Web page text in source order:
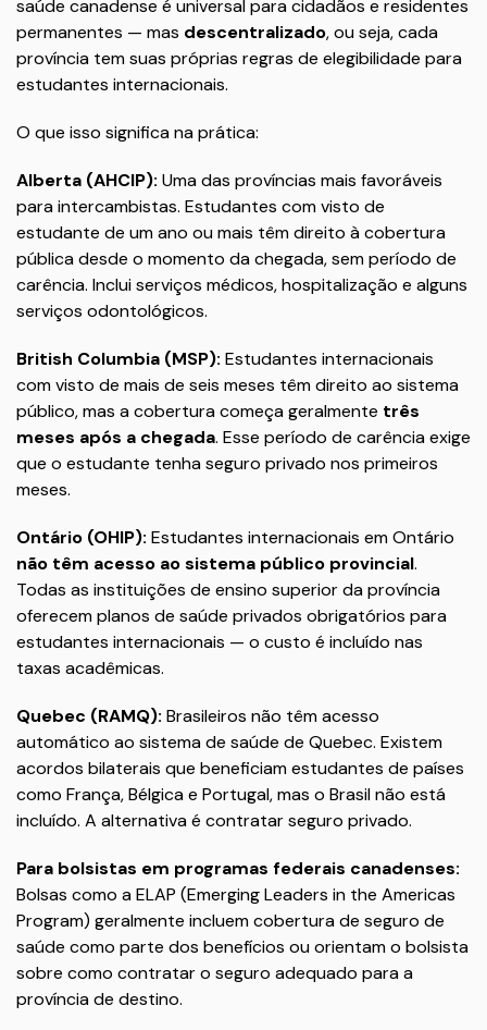
saúde canadense é universal para cidadãos e residentes
permanentes — mas descentralizado, ou seja, cada
província tem suas próprias regras de elegibilidade para
estudantes internacionais.
O que isso significa na prática:
Alberta (AHCIP): Uma das províncias mais favoráveis
para intercambistas. Estudantes com visto de
estudante de um ano ou mais têm direito à cobertura
pública desde o momento da chegada, sem período de
carência. Inclui serviços médicos, hospitalização e alguns
serviços odontológicos.
British Columbia (MSP): Estudantes internacionais
com visto de mais de seis meses têm direito ao sistema
público, mas a cobertura começa geralmente três
meses após a chegada. Esse período de carência exige
que o estudante tenha seguro privado nos primeiros
meses.
Ontário (OHIP): Estudantes internacionais em Ontário
não têm acesso ao sistema público provincial.
Todas as instituições de ensino superior da província
oferecem planos de saúde privados obrigatórios para
estudantes internacionais — o custo é incluído nas
taxas acadêmicas.
Quebec (RAMQ): Brasileiros não têm acesso
automático ao sistema de saúde de Quebec. Existem
acordos bilaterais que beneficiam estudantes de países
como França, Bélgica e Portugal, mas o Brasil não está
incluído. A alternativa é contratar seguro privado.
Para bolsistas em programas federais canadenses:
Bolsas como a ELAP (Emerging Leaders in the Americas
Program) geralmente incluem cobertura de seguro de
saúde como parte dos benefícios ou orientam o bolsista
sobre como contratar o seguro adequado para a
província de destino.